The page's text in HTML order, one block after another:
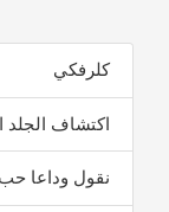
كلرفكي
اكتشاف الجلد
نقول وداعا